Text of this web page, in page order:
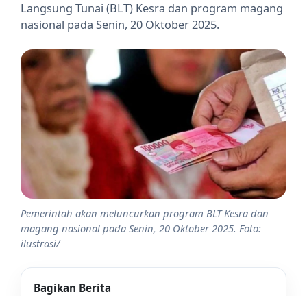
Langsung Tunai (BLT) Kesra dan program magang
nasional pada Senin, 20 Oktober 2025.
Pemerintah akan meluncurkan program BLT Kesra dan
magang nasional pada Senin, 20 Oktober 2025. Foto:
ilustrasi/
Bagikan Berita